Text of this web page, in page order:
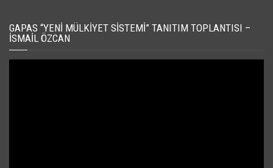
GAPAS “YENI MÜLKIYET SISTEMI” TANITIM TOPLANTISI –
İSMAIL ÖZCAN